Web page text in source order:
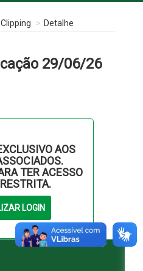
Detalhe
29/06/26
AOS
TER ACESSO